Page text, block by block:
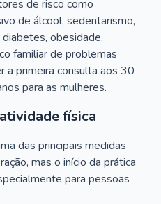
de risco como
de álcool, sedentarismo,
obesidade,
familiar de problemas
a primeira consulta aos 30
para as mulheres.
física
das principais medidas
mas o início da prática
para pessoas